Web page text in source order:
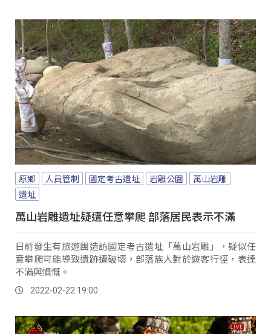
原鄉 人員管制 國定考古遺址 岩雕公園
萬山岩雕
遺址
萬山岩雕遺址疑遭任意攀爬 部落居民表示不滿
日前發生有旅遊團造訪國定考古遺址「萬山岩雕」，疑似任
意攀爬可能導致遺跡遭破壞，部落族人對於遊客行徑，表達
不滿與憤慨。
2022-02-22 19:00